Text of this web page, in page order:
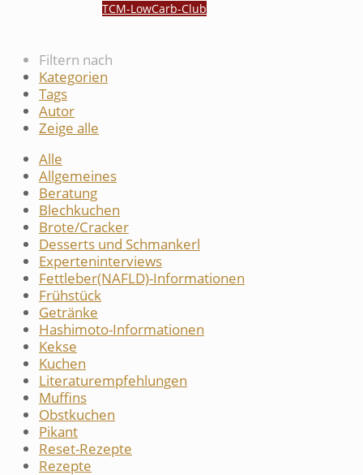
TCM-LowCarb-Club
Filtern nach
Kategorien
Tags
Autor
Zeige alle
Alle
Allgemeines
Beratung
Blechkuchen
Brote/Cracker
Desserts und Schmankerl
Experteninterviews
Fettleber(NAFLD)-Informationen
Frühstück
Getränke
Hashimoto-Informationen
Kekse
Kuchen
Literaturempfehlungen
Muffins
Obstkuchen
Pikant
Reset-Rezepte
Rezepte